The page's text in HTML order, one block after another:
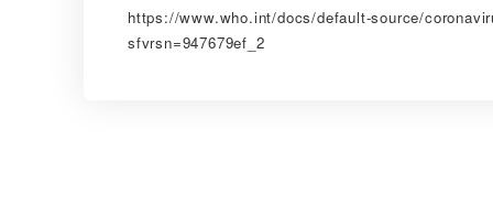
https://www.who.int/docs/default-source/
sfvrsn=947679ef_2